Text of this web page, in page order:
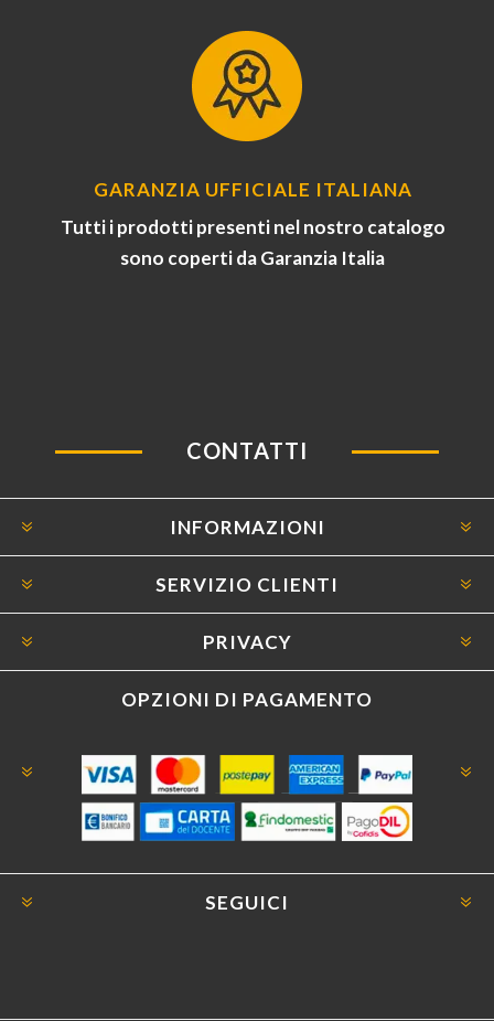
GARANZIA UFFICIALE ITALIANA
Tutti i prodotti presenti nel nostro catalogo
sono coperti da Garanzia Italia
CONTATTI
INFORMAZIONI
SERVIZIO CLIENTI
PRIVACY
OPZIONI DI PAGAMENTO
SEGUICI